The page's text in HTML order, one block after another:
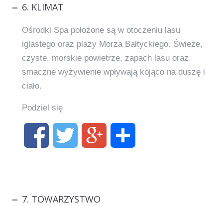
6. KLIMAT
Ośrodki Spa położone są w otoczeniu lasu
iglastego oraz plaży Morza Bałtyckiego. Świeże,
czyste, morskie powietrze, zapach lasu oraz
smaczne wyżywienie wpływają kojąco na duszę i
ciało.
Podziel się
7. TOWARZYSTWO